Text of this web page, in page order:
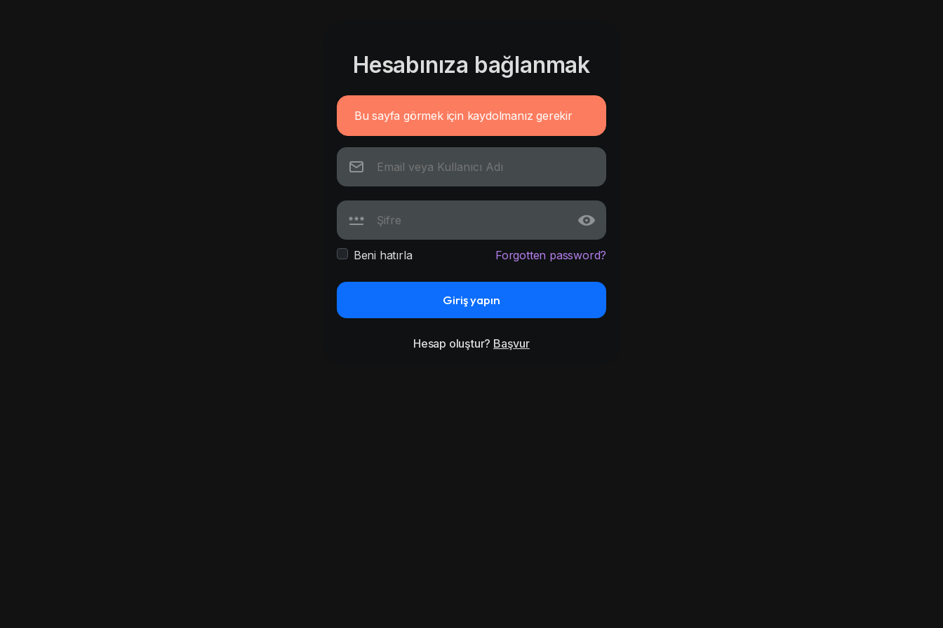
Hesabınıza bağlanmak
Bu sayfa görmek için kaydolmanız gerekir
Beni hatırla Forgotten password?
Giriş yapın
Hesap oluştur? Başvur